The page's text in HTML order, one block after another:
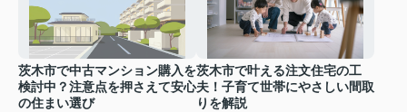
茨木市で中古マンション購入を
検討中？注意点を押さえて安心
の住まい選び
茨木市で叶える注文住宅の工
夫！子育て世帯にやさしい間取
りを解説